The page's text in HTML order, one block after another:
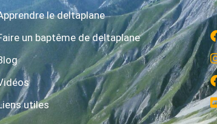
le deltaplane
un baptême de deltaplane
utiles